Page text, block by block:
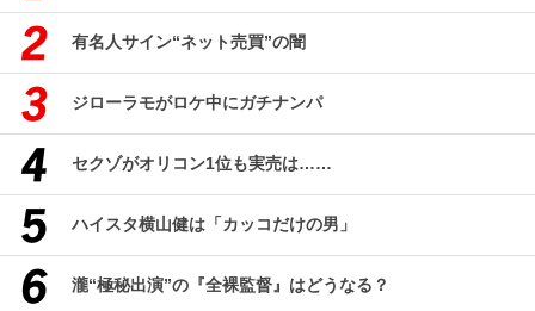
有名人サイン“ネット売買”の闇
ジローラモがロケ中にガチナンパ
セクゾがオリコン1位も実売は……
ハイスタ横山健は「カッコだけの男」
瀧“極秘出演”の『全裸監督』はどうなる？